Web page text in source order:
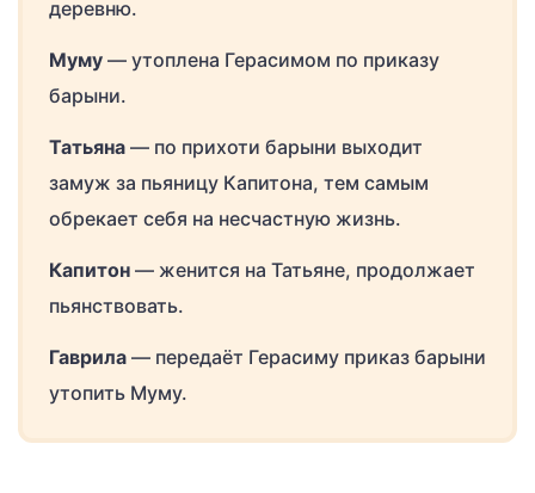
деревню.
Муму — утоплена Герасимом по приказу
барыни.
Татьяна — по прихоти барыни выходит
замуж за пьяницу Капитона, тем самым
обрекает себя на несчастную жизнь.
Капитон — женится на Татьяне, продолжает
пьянствовать.
Гаврила — передаёт Герасиму приказ барыни
утопить Муму.